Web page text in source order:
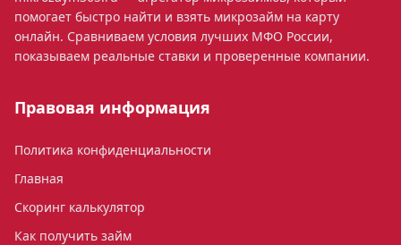
помогает быстро найти и взять микрозайм на карту
онлайн. Сравниваем условия лучших МФО России,
показываем реальные ставки и проверенные компании.
Правовая информация
Политика конфиденциальности
Главная
Скоринг калькулятор
Как получить займ